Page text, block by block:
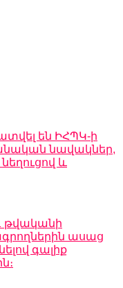
են ԻՀՊԿ-ի
նավակներ,
և
թվականի
ասաց
գալիք